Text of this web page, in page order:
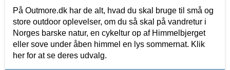
På Outmore.dk har de alt, hvad du skal bruge til små og
store outdoor oplevelser, om du så skal på vandretur i
Norges barske natur, en cykeltur op af Himmelbjerget
eller sove under åben himmel en lys sommernat. Klik
her for at se deres udvalg.